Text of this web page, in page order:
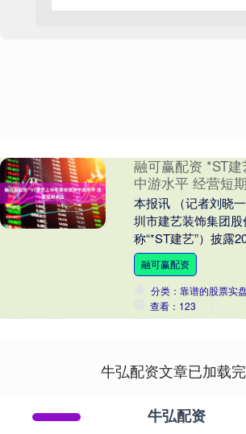
融可赢配资 *ST
中游水平 经营短
本报讯 （记者刘晓
圳市建艺装饰集团
称“*ST建艺”）披露
前建筑装饰行业正处
市....
融可赢配资
分类：靠谱的股票实
查看：123
牛弘配资文章已加载
牛弘配资